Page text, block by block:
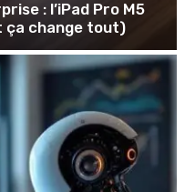
: l’iPad Pro M5
ça change tout)